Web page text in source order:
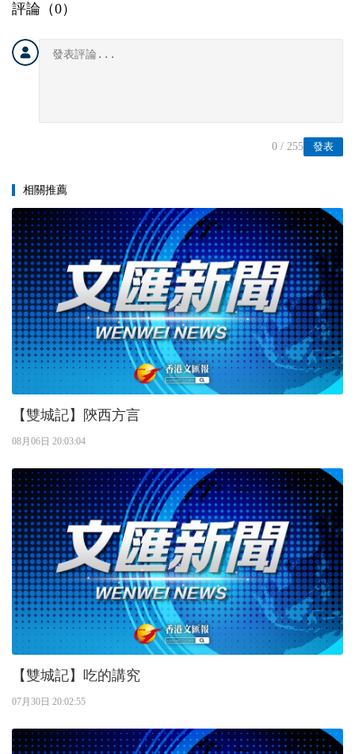
評論（0）
發表
0 / 255
相關推薦
【雙城記】陝西方言
08月06日 20:03:04
【雙城記】吃的講究
07月30日 20:02:55